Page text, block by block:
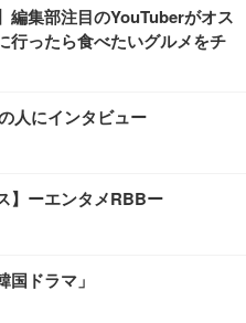
編集部注目のYouTuberがオス
行ったら食べたいグルメをチ
人にインタビュー
】ーエンタメRBBー
ドラマ」